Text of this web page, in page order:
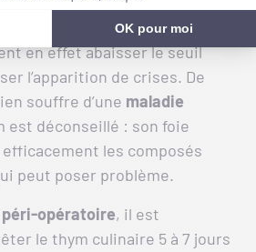
active, le thym doit être évité.
en effet abaisser le seuil
l’apparition de crises. De
souffre d’une maladie
est déconseillé : son foie
les composés
peut poser problème.
opératoire, il est
le thym culinaire 5 à 7 jours